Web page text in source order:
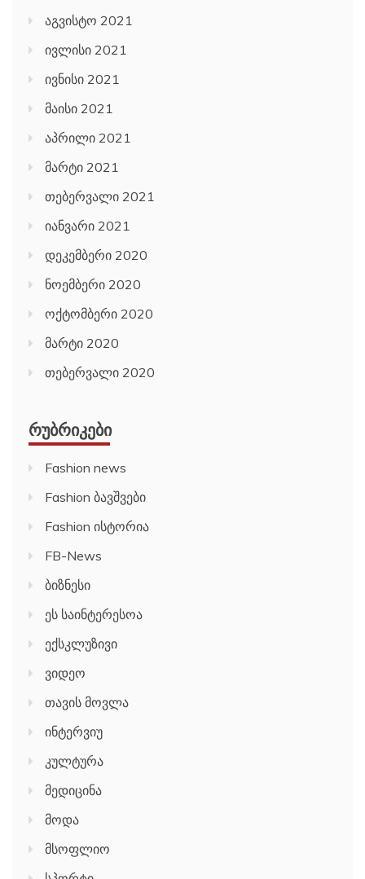
აგვისტო 2021
ივლისი 2021
ივნისი 2021
მაისი 2021
აპრილი 2021
მარტი 2021
თებერვალი 2021
იანვარი 2021
დეკემბერი 2020
ნოემბერი 2020
ოქტომბერი 2020
მარტი 2020
თებერვალი 2020
ᲠᲣᲑᲠᲘᲙᲔᲑᲘ
Fashion news
Fashion ბავშვები
Fashion ისტორია
FB-News
ბიზნესი
ეს საინტერესოა
ექსკლუზივი
ვიდეო
თავის მოვლა
ინტერვიუ
კულტურა
მედიცინა
მოდა
მსოფლიო